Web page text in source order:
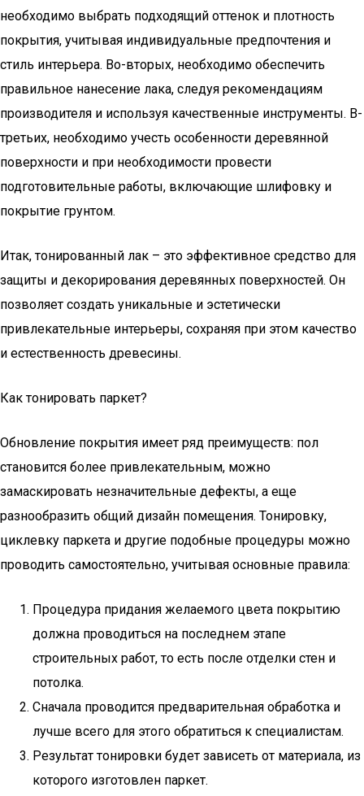
необходимо выбрать подходящий оттенок и плотность
покрытия, учитывая индивидуальные предпочтения и
стиль интерьера. Во-вторых, необходимо обеспечить
правильное нанесение лака, следуя рекомендациям
производителя и используя качественные инструменты. В-
третьих, необходимо учесть особенности деревянной
поверхности и при необходимости провести
подготовительные работы, включающие шлифовку и
покрытие грунтом.
Итак, тонированный лак – это эффективное средство для
защиты и декорирования деревянных поверхностей. Он
позволяет создать уникальные и эстетически
привлекательные интерьеры, сохраняя при этом качество
и естественность древесины.
Как тонировать паркет?
Обновление покрытия имеет ряд преимуществ: пол
становится более привлекательным, можно
замаскировать незначительные дефекты, а еще
разнообразить общий дизайн помещения. Тонировку,
циклевку паркета и другие подобные процедуры можно
проводить самостоятельно, учитывая основные правила:
Процедура придания желаемого цвета покрытию
должна проводиться на последнем этапе
строительных работ, то есть после отделки стен и
потолка.
Сначала проводится предварительная обработка и
лучше всего для этого обратиться к специалистам.
Результат тонировки будет зависеть от материала, из
которого изготовлен паркет.